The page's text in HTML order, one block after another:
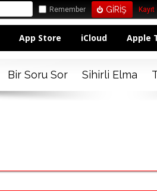
Remember Kayıt
App Store iCloud Apple
Bir Soru Sor Sihirli Elma